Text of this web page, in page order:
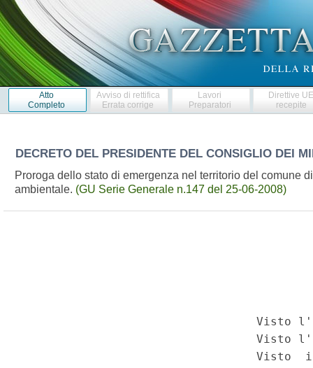
Atto
Completo
Avviso di rettifica
Errata corrige
Lavori
Preparatori
Direttive
recepite
DECRETO DEL PRESIDENTE DEL CONSIGLIO DEI
Proroga dello stato di emergenza nel territorio del comune
ambientale. (GU Serie Generale n.147 del 25-06-2008)